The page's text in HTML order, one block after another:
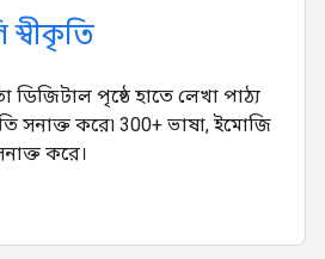
ডিজিটাল পৃষ্ঠে হাতে লেখা পাঠ্য
করে৷ 300+ ভাষা, ইমোজি
করে।